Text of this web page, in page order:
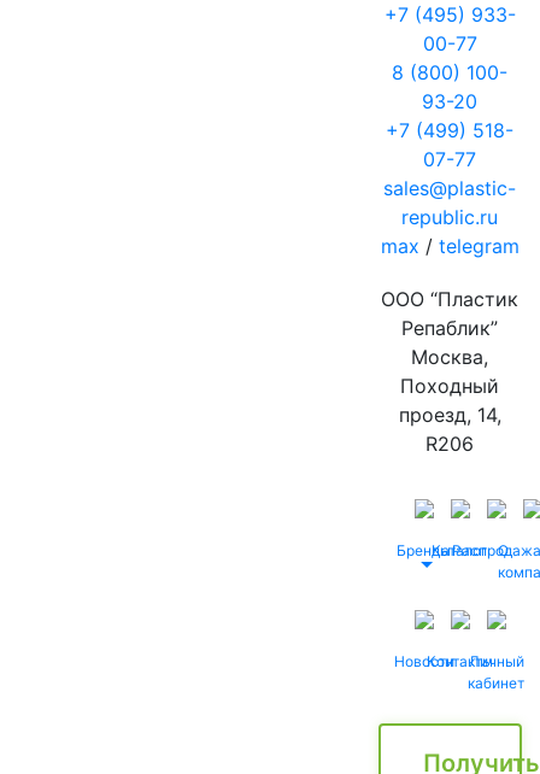
+7 (495) 933-
00-77
8 (800) 100-
93-20
+7 (499) 518-
07-77
sales@plastic-
republic.ru
max / telegram
ООО “Пластик
Репаблик”
Москва,
Походный
проезд, 14,
R206
БрендыКаталог
Распродажа
О
НовостиКонтактыЛичный
кабинет
Получить